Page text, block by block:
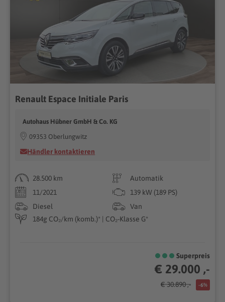
Renault Espace Initiale Paris
Autohaus Hübner GmbH & Co. KG
09353 Oberlungwitz
Händler kontaktieren
28.500 km
Automatik
11/2021
139 kW (189 PS)
Diesel
Van
184g CO₂/km (komb.)* | CO₂-Klasse G*
Superpreis
€ 29.000 ,-
€ 30.890 ,- -6%